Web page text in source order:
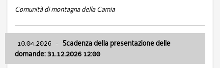
Comunità di montagna della Carnia
10.04.2026 - Scadenza della presentazione delle
domande: 31.12.2026 12:00